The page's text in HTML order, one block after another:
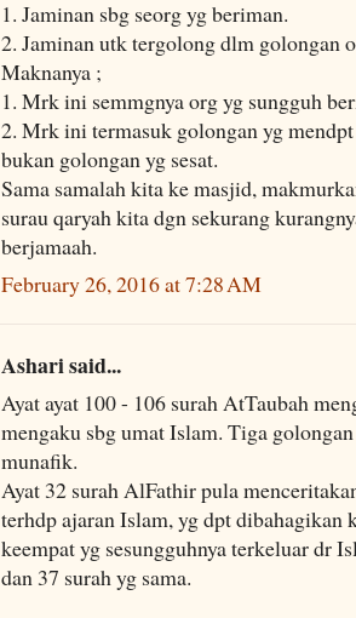
1. Jaminan sbg seorg yg beriman.
2. Jaminan utk tergolong dlm golongan
Maknanya ;
1. Mrk ini semmgnya org yg sungguh
2. Mrk ini termasuk golongan yg
bukan golongan yg sesat.
Sama samalah kita ke masjid,
surau qaryah kita dgn sekurang
berjamaah.
February 26, 2016 at 7:28 AM
Ashari said...
Ayat ayat 100 - 106 surah AtTaubah
mengaku sbg umat Islam. Tiga
munafik.
Ayat 32 surah AlFathir pula
terhdp ajaran Islam, yg dpt dibahagikan
keempat yg sesungguhnya terkeluar dr
dan 37 surah yg sama.